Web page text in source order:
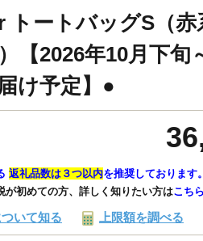
トートバッグS（赤
【2026年10月下旬
け予定】●
返礼品数は３つ以内を推奨しております。
が初めての方、詳しく知りたい方はこちら
いて知る 上限額を調べる